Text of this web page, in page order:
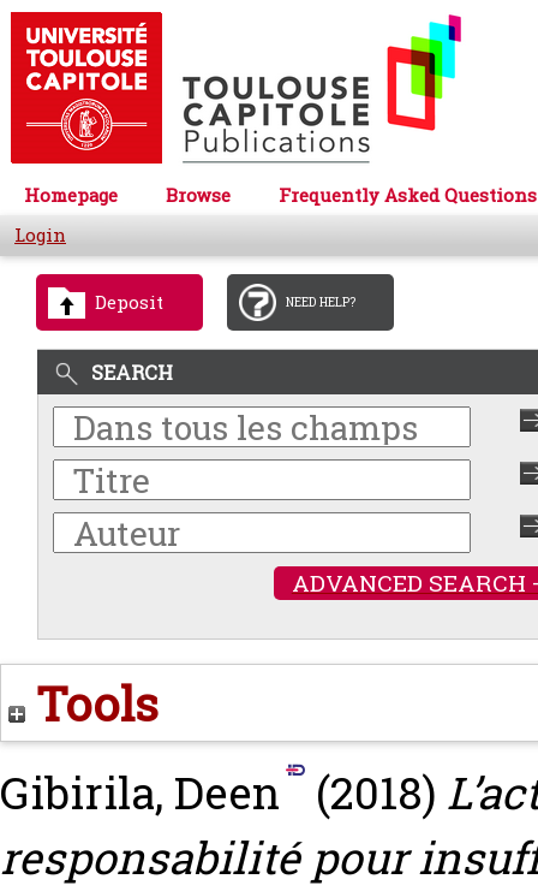
Homepage Browse
Frequently Asked Questions
Login
Deposit NEED HELP?
SEARCH
ADVANCED SEARCH
Tools
Gibirila, Deen (2018)
responsabilité pour